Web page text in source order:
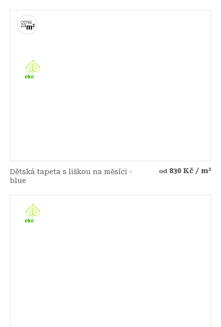
Dětská tapeta s liškou na měsíci -
blue
od 830 Kč / m²